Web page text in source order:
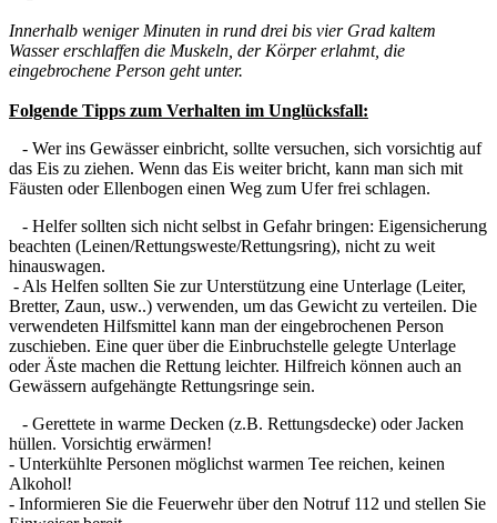
Innerhalb weniger Minuten in rund drei bis vier Grad kaltem
Wasser erschlaffen die Muskeln, der Körper erlahmt, die
eingebrochene Person geht unter.
Folgende Tipps zum Verhalten im Unglücksfall:
- Wer ins Gewässer einbricht, sollte versuchen, sich vorsichtig auf
das Eis zu ziehen. Wenn das Eis weiter bricht, kann man sich mit
Fäusten oder Ellenbogen einen Weg zum Ufer frei schlagen.
- Helfer sollten sich nicht selbst in Gefahr bringen: Eigensicherung
beachten (Leinen/Rettungsweste/Rettungsring), nicht zu weit
hinauswagen.
- Als Helfen sollten Sie zur Unterstützung eine Unterlage (Leiter,
Bretter, Zaun, usw..) verwenden, um das Gewicht zu verteilen. Die
verwendeten Hilfsmittel kann man der eingebrochenen Person
zuschieben. Eine quer über die Einbruchstelle gelegte Unterlage
oder Äste machen die Rettung leichter. Hilfreich können auch an
Gewässern aufgehängte Rettungsringe sein.
- Gerettete in warme Decken (z.B. Rettungsdecke) oder Jacken
hüllen. Vorsichtig erwärmen!
- Unterkühlte Personen möglichst warmen Tee reichen, keinen
Alkohol!
- Informieren Sie die Feuerwehr über den Notruf 112 und stellen Sie